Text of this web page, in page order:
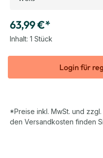
63,99 €*
Inhalt: 1 Stück
Login für
*Preise inkl. MwSt. und
den Versandkosten finden